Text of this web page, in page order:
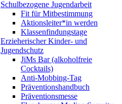
Schulbezogene Jugendarbeit
Fit für Mitbestimmung
Aktionsleiter*in werden
Klassenfindungstage
Erzieherischer Kinder- und
Jugendschutz
JiMs Bar (alkoholfreie
Cocktails)
Anti-Mobbing-Tag
Präventionshandbuch
Präventionsmesse